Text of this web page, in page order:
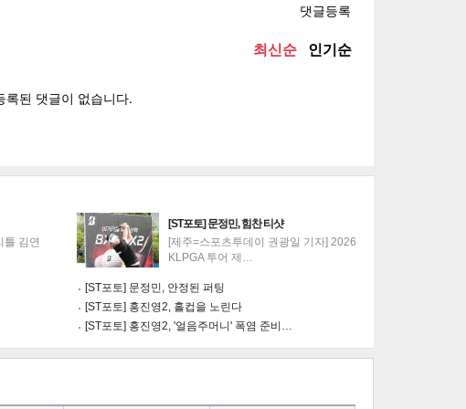
인쇄 목록
틀 김연
[ST포토] 문정민, 힘찬 티샷
[제주=스포츠투데이 권광일 기자] 2026
KLPGA 투어 제…
[ST포토] 문정민, 안정된 퍼팅
[ST포토] 홍진영2, 홀컵을 노린다
[ST포토] 홍진영2, '얼음주머니' 폭염 준비…